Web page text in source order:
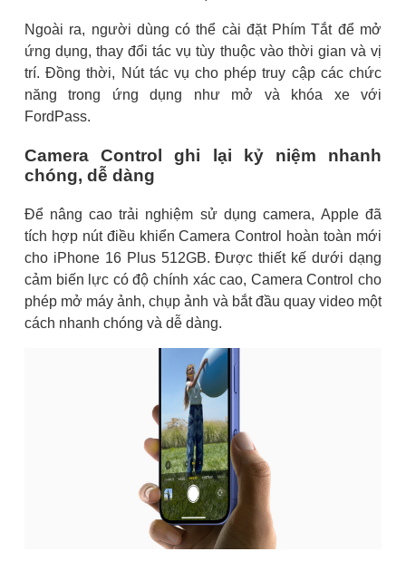
Ngoài ra, người dùng có thể cài đặt Phím Tắt để mở
ứng dụng, thay đổi tác vụ tùy thuộc vào thời gian và vị
trí. Đồng thời, Nút tác vụ cho phép truy cập các chức
năng trong ứng dụng như mở và khóa xe với
FordPass.
Camera Control ghi lại kỷ niệm nhanh
chóng, dễ dàng
Để nâng cao trải nghiệm sử dụng camera, Apple đã
tích hợp nút điều khiển Camera Control hoàn toàn mới
cho iPhone 16 Plus 512GB. Được thiết kế dưới dạng
cảm biến lực có độ chính xác cao, Camera Control cho
phép mở máy ảnh, chụp ảnh và bắt đầu quay video một
cách nhanh chóng và dễ dàng.